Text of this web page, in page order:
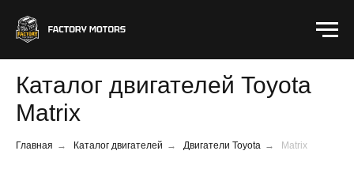
Каталог двигателей Toyota
Matrix
Главная → Каталог двигателей → Двигатели Toyota → Matrix